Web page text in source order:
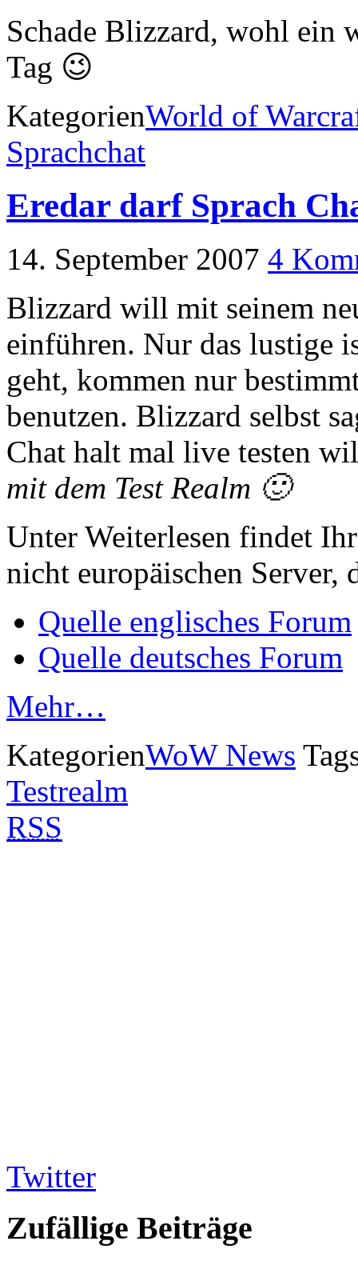
Schade Blizzard, wohl ein
Tag 😉
KategorienWorld of
Sprachchat
Eredar darf Sprach
14. September 2007 4
Blizzard will mit seinem
einführen. Nur das lustige
geht, kommen nur
benutzen. Blizzard selbst
Chat halt mal live testen
mit dem Test Realm 🙂
Unter Weiterlesen findet
nicht europäischen Server,
Quelle englisches Forum
Quelle deutsches Forum
Mehr…
KategorienWoW News
Testrealm
RSS
Twitter
Zufällige Beiträge